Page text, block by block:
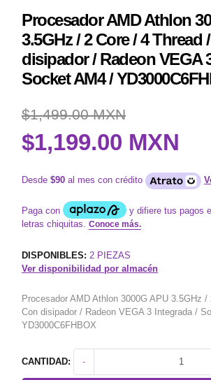
Procesador AMD Athlon
3.5GHz / 2 Core / 4 Thread
disipador / Radeon VEGA
Socket AM4 /
$1,499.00 MXN
$1,199.00 MXN
Desde $90 al mes con crédito
DISPONIBLES: 2 PIEZAS
Ver disponibilidad por almacén
Procesador AMD Athlon 3000G APU 3.5GHz
Con disipador / Radeon VEGA 3 Integrada /
YD3000C6FHBOX
CANTIDAD: -